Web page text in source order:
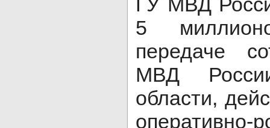
5
передаче
МВД
области,
оперативно-